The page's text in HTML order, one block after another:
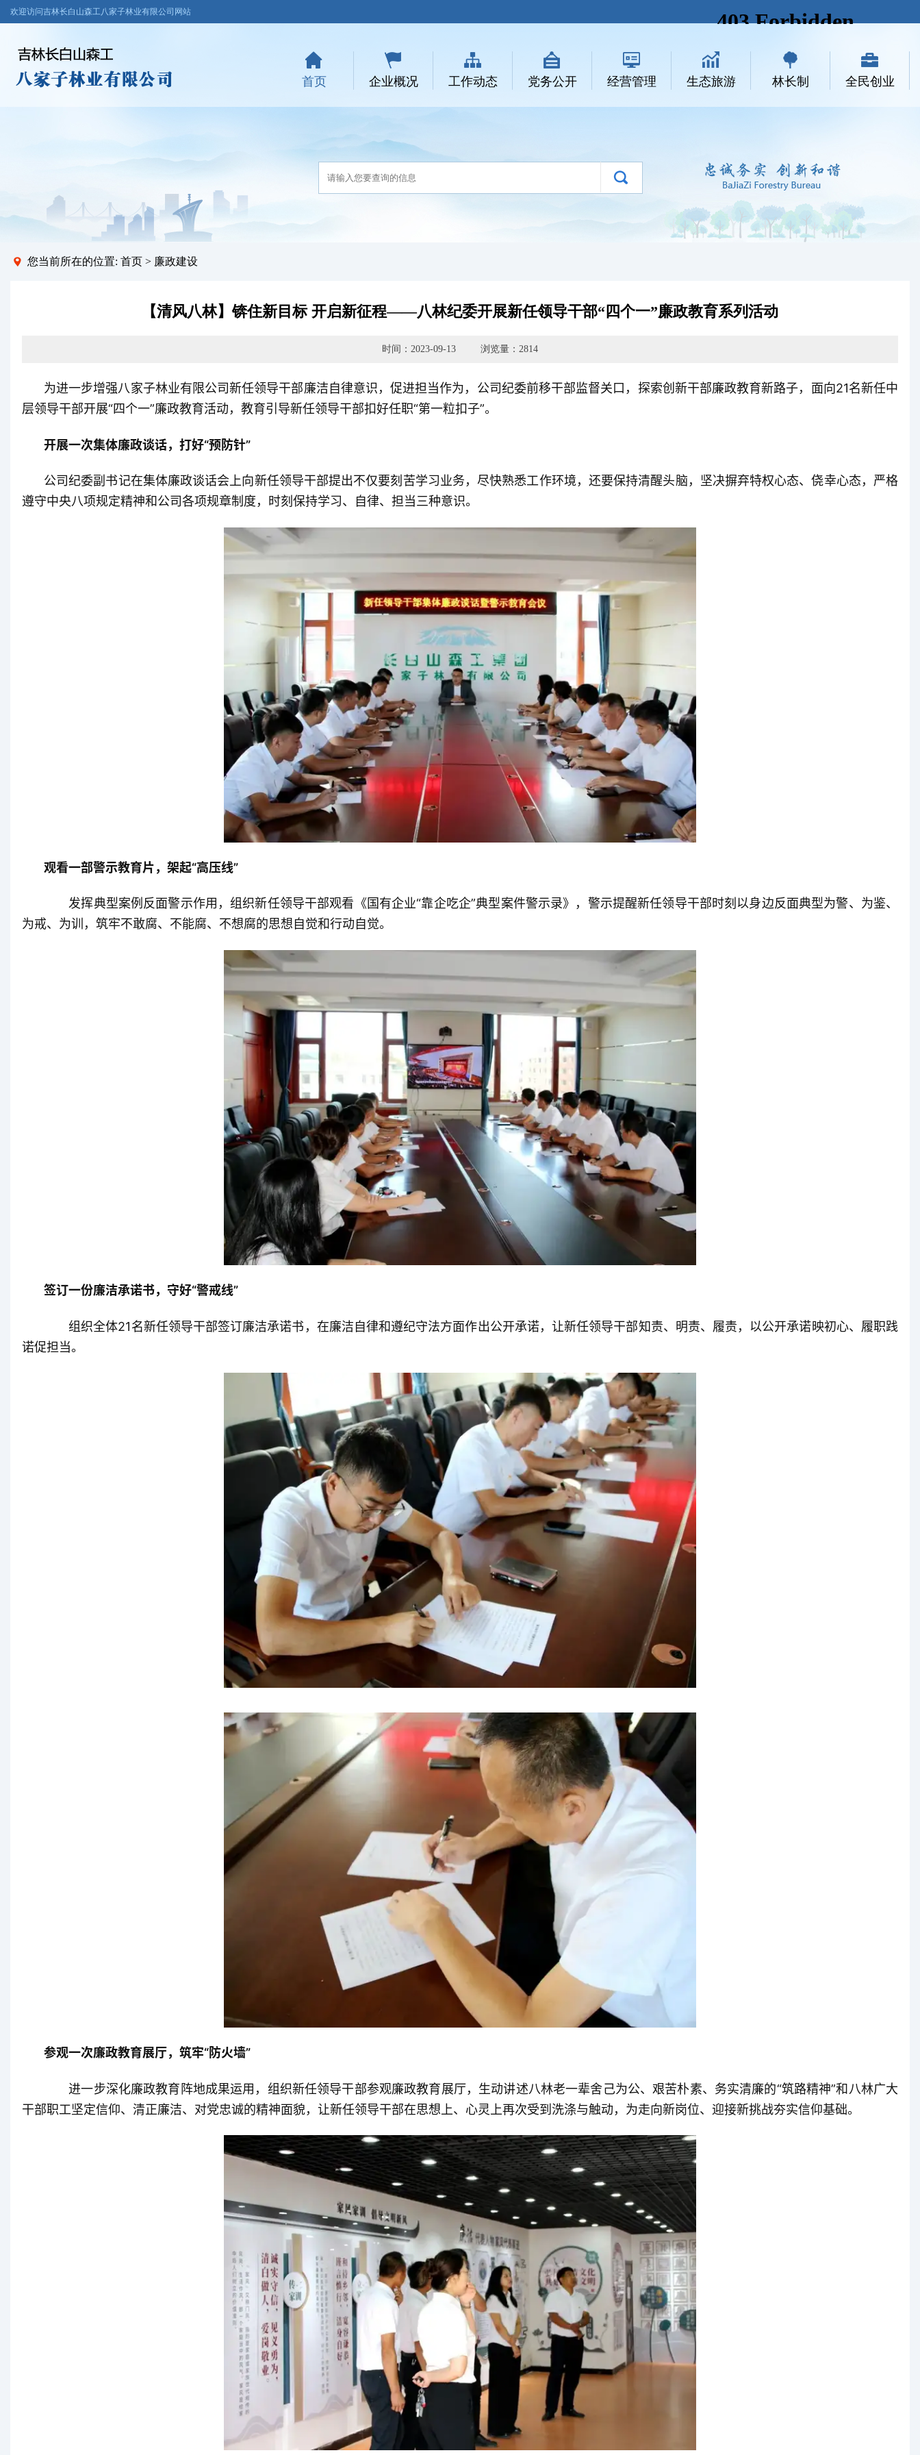
欢迎访问吉林长白山森工八家子林业有限公司网站
首页 企业概况 工作动态 党务公开 经营管理 生态旅游 林长制 全民创业
您当前所在的位置: 首页 > 廉政建设
【清风八林】锛住新目标 开启新征程——八林纪委开展新任领导干部“四个一”廉政教育系列活动
时间：2023-09-13 浏览量：2814
为进一步增强八家子林业有限公司新任领导干部廉洁自律意识，促进担当作为，公司纪委前移干部监督关口，探索创新干部廉政教育新路子，面向21名新任中
层领导干部开展“四个一”廉政教育活动，教育引导新任领导干部扣好任职“第一粒扣子”。
开展一次集体廉政谈话，打好“预防针”
公司纪委副书记在集体廉政谈话会上向新任领导干部提出不仅要刻苦学习业务，尽快熟悉工作环境，还要保持清醒头脑，坚决摒弃特权心态、侥幸心态，严格
遵守中央八项规定精神和公司各项规章制度，时刻保持学习、自律、担当三种意识。
观看一部警示教育片，架起“高压线”
发挥典型案例反面警示作用，组织新任领导干部观看《国有企业“靠企吃企”典型案件警示录》，警示提醒新任领导干部时刻以身边反面典型为警、为鉴、
为戒、为训，筑牢不敢腐、不能腐、不想腐的思想自觉和行动自觉。
签订一份廉洁承诺书，守好“警戒线”
组织全体21名新任领导干部签订廉洁承诺书，在廉洁自律和遵纪守法方面作出公开承诺，让新任领导干部知责、明责、履责，以公开承诺映初心、履职践
诺促担当。
参观一次廉政教育展厅，筑牢“防火墙”
进一步深化廉政教育阵地成果运用，组织新任领导干部参观廉政教育展厅，生动讲述八林老一辈舍己为公、艰苦朴素、务实清廉的“筑路精神”和八林广大
干部职工坚定信仰、清正廉洁、对党忠诚的精神面貌，让新任领导干部在思想上、心灵上再次受到洗涤与触动，为走向新岗位、迎接新挑战夯实信仰基础。